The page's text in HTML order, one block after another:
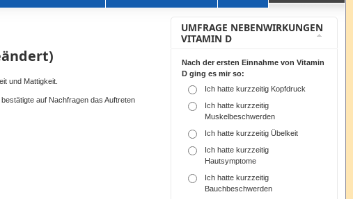
und Mattigkeit.
auf Nachfragen das Auftreten
UMFRAGE NEBENWIRKUNGEN
VITAMIN D
Nach der ersten Einnahme von Vitamin
D ging es mir so:
Ich hatte kurzzeitig Kopfdruck
Ich hatte kurzzeitig
Muskelbeschwerden
Ich hatte kurzzeitig Übelkeit
Ich hatte kurzzeitig
Hautsymptome
Ich hatte kurzzeitig
Bauchbeschwerden